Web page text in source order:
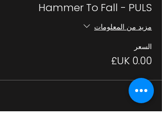
Hammer To Fall - PULS
مزيد من المعلومات
السعر